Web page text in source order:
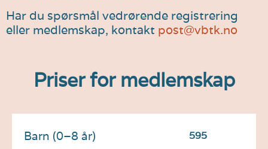
Har du spørsmål vedrørende registrering
eller medlemskap, kontakt post@vbtk.no
Priser for medlemskap
Barn (0–8 år) 595